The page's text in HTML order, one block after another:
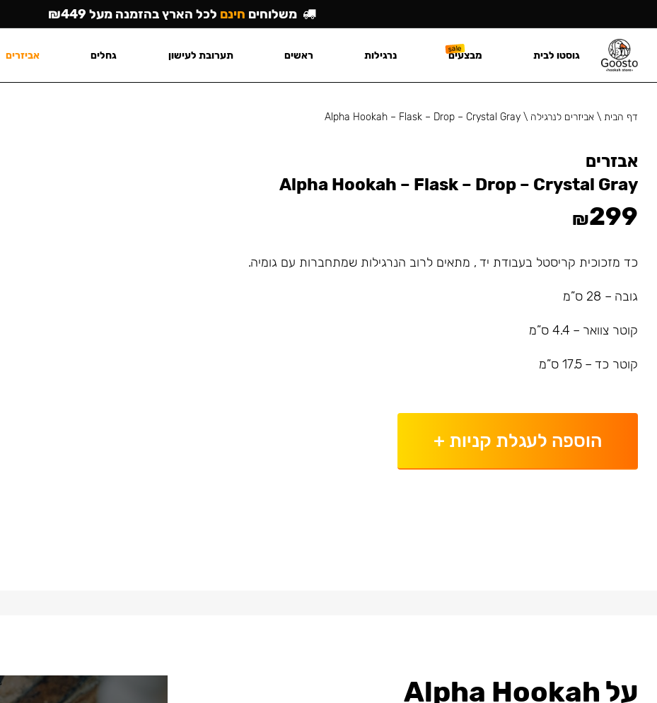
דף הבית\ אביזרים לנרגילה \
Alpha Hookah – Flask – Drop – Crystal Gray
אבזרים
Alpha Hookah – Flask – Drop – Crystal Gray
₪299
כד מזכוכית קריסטל בעבודת יד , מתאים לרוב הנרגילות שמתחברות עם גומיה.
גובה – 28 ס”מ
קוטר צוואר – 4.4 ס”מ
קוטר כד – 17.5 ס”מ
הוספה לעגלת קניות +
על Alpha Hookah
משלוחים חינם לכל הארץ בהזמנה מעל ₪449
גוסטו לבית מבצעים נרגילות ראשים תערובת לעישון גחלים אביזרים